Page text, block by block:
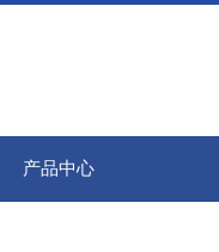
产品中心